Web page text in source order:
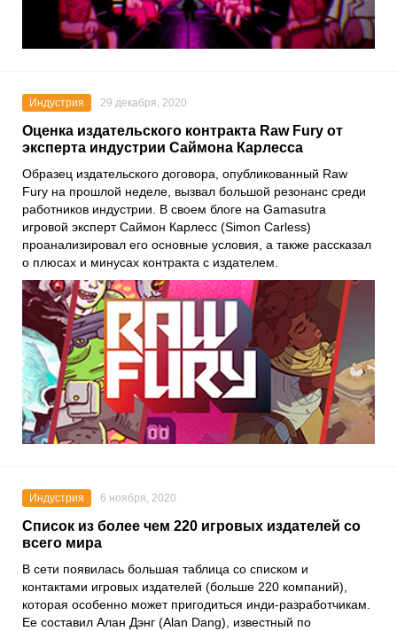
Индустрия 29 декабря, 2020
Оценка издательского контракта Raw Fury от
эксперта индустрии Саймона Карлесса
Образец издательского договора, опубликованный Raw
Fury на прошлой неделе, вызвал большой резонанс среди
работников индустрии. В своем блоге на Gamasutra
игровой экспертСаймон Карлесс (Simon Carless)
проанализировал его основные условия, а также рассказал
о плюсах и минусах контракта с издателем.
Индустрия 6 ноября, 2020
Список из более чем 220 игровых издателей со
всего мира
В сети появилась большая таблица со списком и
контактами игровых издателей (больше 220 компаний),
которая особенно может пригодиться инди-разработчикам.
Ее составил Алан Дэнг (Alan Dang), известный по